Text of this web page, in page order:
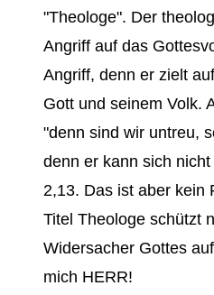
"Theologe". Der
Angriff auf das
Angriff, denn er zielt
Gott und seinem Volk.
"denn sind wir untreu,
denn er kann sich
2,13. Das ist aber kein
Titel Theologe schützt
Widersacher Gottes
mich HERR!